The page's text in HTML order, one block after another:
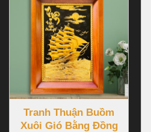
Tranh Thuận Buồm
Xuôi Gió Bằng Đồng